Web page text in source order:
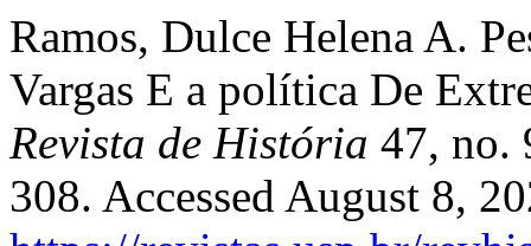
Ramos, Dulce Helena A.
Vargas E a política De
Revista de História 47, no.
308. Accessed August 8,